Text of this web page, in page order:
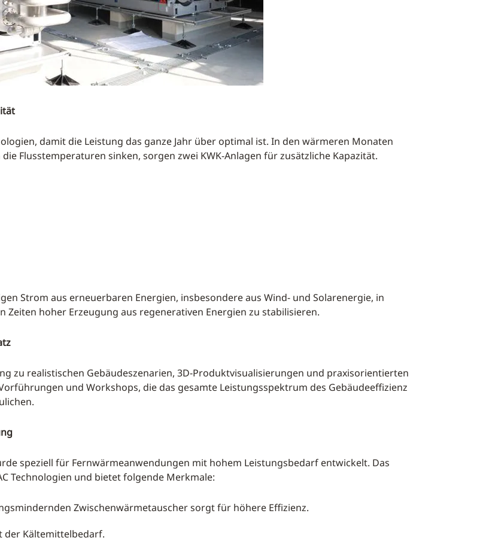
damit die Leistung das ganze Jahr über optimal ist. In den wärmeren Monaten
Flusstemperaturen sinken, sorgen zwei KWK-Anlagen für zusätzliche Kapazität.
Strom aus erneuerbaren Energien, insbesondere aus Wind- und Solarenergie, in
hoher Erzeugung aus regenerativen Energien zu stabilisieren.
zu realistischen Gebäudeszenarien, 3D-Produktvisualisierungen und praxisorientierten
und Workshops, die das gesamte Leistungsspektrum des Gebäudeeffizienz
speziell für Fernwärmeanwendungen mit hohem Leistungsbedarf entwickelt. Das
Technologien und bietet folgende Merkmale:
Zwischenwärmetauscher sorgt für höhere Effizienz.
der Kältemittelbedarf.